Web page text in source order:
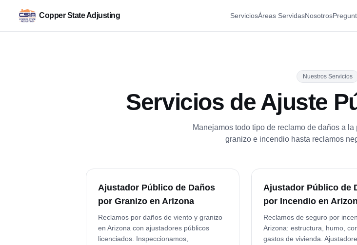
Copper State Adjusting ServiciosÁreas ServidasNosotros
Nuestros Servicios
Servicios de Ajuste
Manejamos todo tipo de reclamo de daños a
granizo e incendio hasta reclamos
Ajustador Público de Daños
por Granizo en Arizona
Reclamos por daños de viento y granizo
en Arizona con ajustadores públicos
licenciados. Inspeccionamos,
Ajustador Público de
por Incendio en
Reclamos de seguro por
Arizona: estructura, humo,
gastos de vivienda.